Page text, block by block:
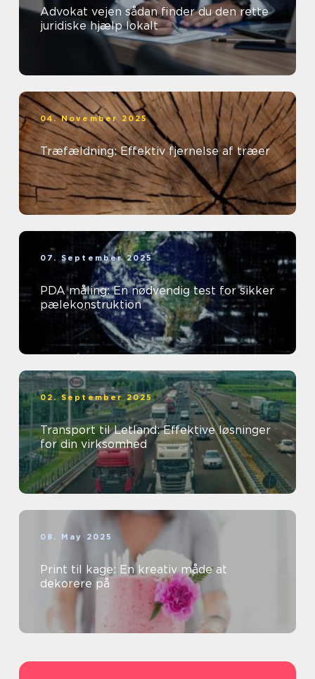
Advokat vejen sådan finder du den rette
juridiske hjælp lokalt
04. November 2025
Træfældning: Effektiv fjernelse af træer
07. September 2025
PDA måling: En nødvendig test for sikker
pælekonstruktion
02. September 2025
Transport til Letland: Effektive løsninger
for din virksomhed
08. May 2025
Print til kage: En kreativ måde at
dekorere på